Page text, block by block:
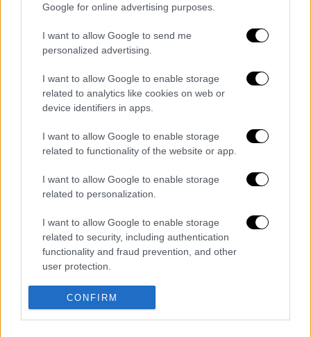
Google for online advertising purposes.
I want to allow Google to send me
personalized advertising.
I want to allow Google to enable storage
related to analytics like cookies on web or
device identifiers in apps.
I want to allow Google to enable storage
related to functionality of the website or app.
I want to allow Google to enable storage
related to personalization.
I want to allow Google to enable storage
related to security, including authentication
functionality and fraud prevention, and other
user protection.
CONFIRM
Τα σχολιά σας δημοσιεύονται άμεσα με δική σας ευθύνη. Το
ΕΘΝΟΣ θα παρεμβαίνει και τα προσβλητικά σχόλια θα
Διαβάστε ακόμη
τις φωτιές στη Δυτική Αττική - Οι
εκτάσεις που κάηκαν και η επόμενη μέρα
του δάσους